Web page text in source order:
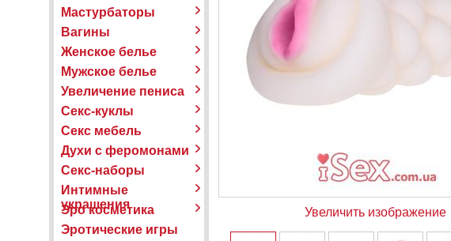
Мастурбаторы
Вагины
Женское белье
Мужское белье
Увеличение пениса
Секс-куклы
Секс мебель
Духи с феромонами
Секс-наборы
Интимные
украшения
Эро косметика
Эротические игры
Увеличить изображение